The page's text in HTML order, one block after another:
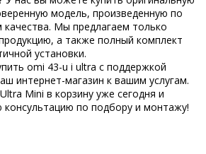
модель, произведенную по
качества. Мы предлагаем только
а также полный комплект
установки.
omi 43-u i ultra с поддержкой
интернет-магазин к вашим услугам.
Mini в корзину уже сегодня и
консультацию по подбору и монтажу!